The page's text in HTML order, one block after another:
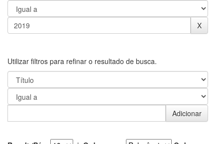
Utilizar filtros para refinar o resultado de busca.